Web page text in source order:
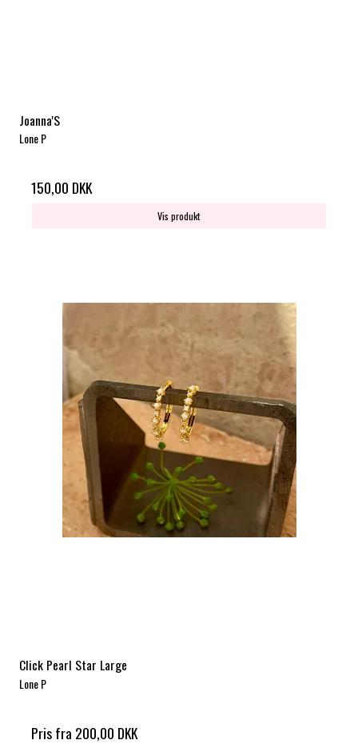
Joanna'S
Lone P
150,00 DKK
Vis produkt
Click Pearl Star Large
Lone P
Pris fra 200,00 DKK